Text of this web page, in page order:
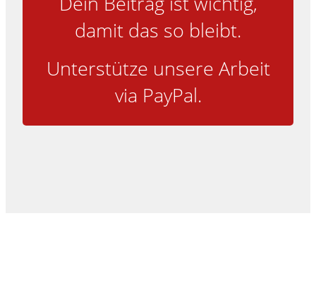
damit das so bleibt.
Unterstütze unsere Arbeit
via PayPal.